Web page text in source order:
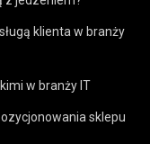
klienta w branży
w branży IT
sklepu